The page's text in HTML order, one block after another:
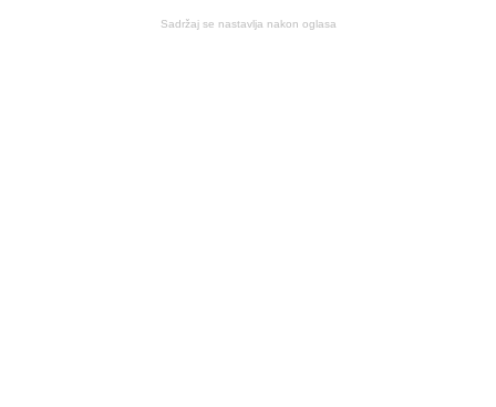
Sadržaj se nastavlja nakon oglasa